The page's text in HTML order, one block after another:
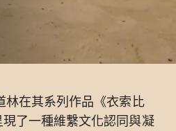
林在其系列作品《衣索比
了一種維繫文化認同與凝